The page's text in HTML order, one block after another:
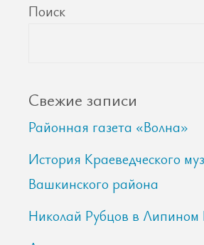
Поиск
Свежие записи
Районная газета «Волна»
История Краеведческого
Вашкинского района
Николай Рубцов в Липином